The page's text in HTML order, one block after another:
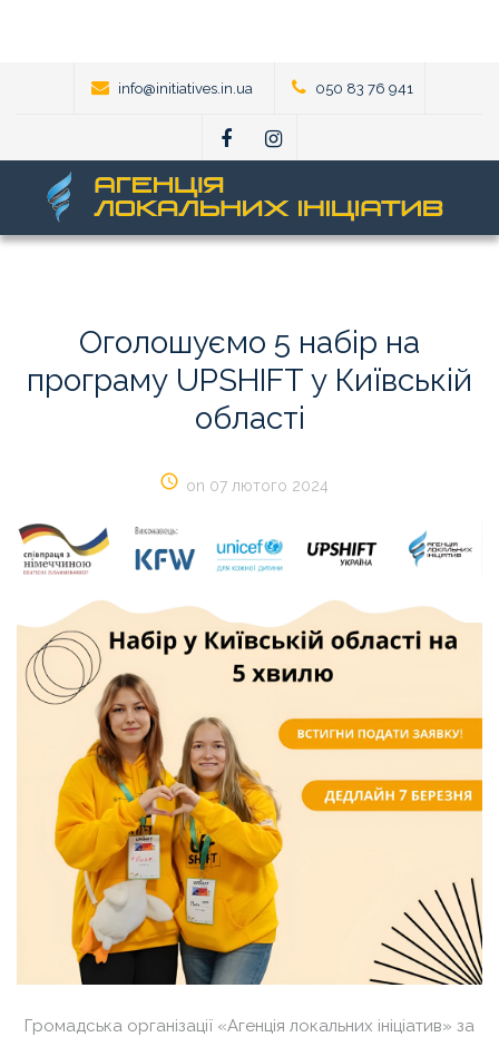
info@initiatives.in.ua 050 83 76 941
Оголошуємо 5 набір на
програму UPSHIFT у Київській
області
on 07 лютого 2024
Громадська організації «Агенція локальних ініціатив» за